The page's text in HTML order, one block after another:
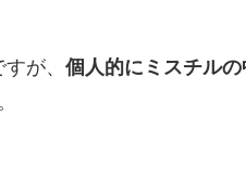
が、 個人的にミスチル